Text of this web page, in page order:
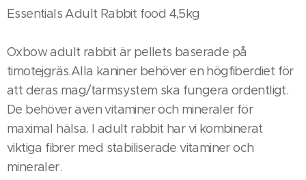
Essentials Adult Rabbit food 4,5kg
Oxbow adult rabbit är pellets baserade på
timotejgräs.Alla kaniner behöver en högfiberdiet för
att deras mag/tarmsystem ska fungera ordentligt.
De behöver även vitaminer och mineraler för
maximal hälsa. I adult rabbit har vi kombinerat
viktiga fibrer med stabiliserade vitaminer och
mineraler.